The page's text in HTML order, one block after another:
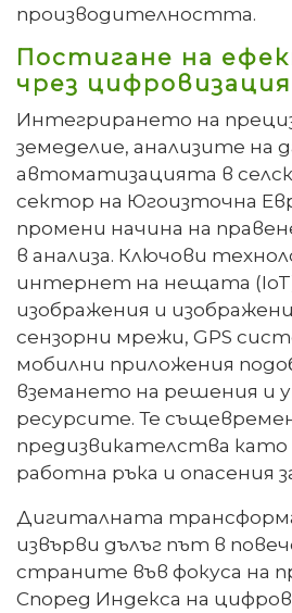
производителността.
Постигане на
чрез цифровизация
Интегрирането на
земеделие, анализите на
автоматизацията в
сектор на Югоизточна
промени начина на
в анализа. Ключови
интернет на нещата
изображения и
сензорни мрежи, GPS
мобилни приложения
вземането на решения и
ресурсите. Те
предизвикателства като
работна ръка и опасения
Дигиталната
извърви дълъг път в
страните във фокуса на
Според Индекса на